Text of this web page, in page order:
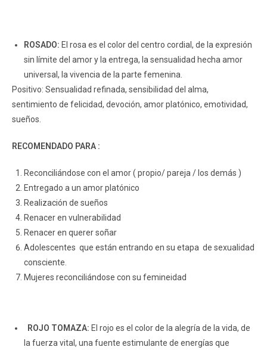
ROSADO: El rosa es el color del centro cordial, de la expresión
sin límite del amor y la entrega, la sensualidad hecha amor
universal, la vivencia de la parte femenina.
Positivo: Sensualidad refinada, sensibilidad del alma,
sentimiento de felicidad, devoción, amor platónico, emotividad,
sueños.
RECOMENDADO PARA :
Reconciliándose con el amor ( propio/ pareja / los demás )
Entregado a un amor platónico
Realización de sueños
Renacer en vulnerabilidad
Renacer en querer soñar
Adolescentes que están entrando en su etapa de sexualidad
consciente.
Mujeres reconciliándose con su femineidad
ROJO TOMAZA: El rojo es el color de la alegría de la vida, de
la fuerza vital, una fuente estimulante de energías que